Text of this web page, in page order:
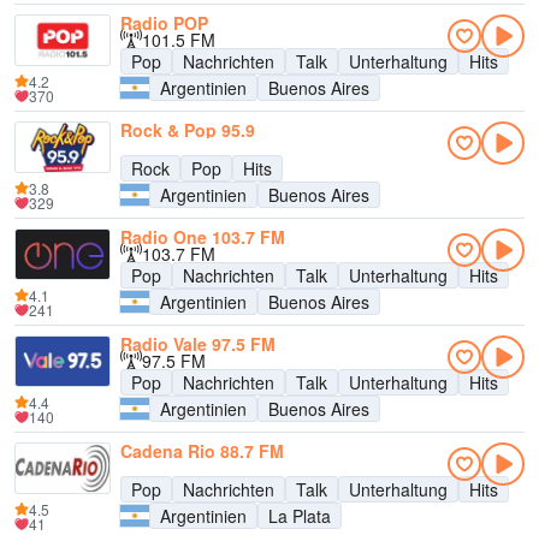
Radio POP
101.5 FM
Pop
Nachrichten Talk Unterhaltung
Hits
Argentinien
Buenos Aires
4.2
370
Rock & Pop 95.9
Rock
Pop
Hits
Argentinien
Buenos Aires
3.8
329
Radio One 103.7 FM
103.7 FM
Pop
Nachrichten Talk Unterhaltung
Hits
Argentinien
Buenos Aires
4.1
241
Radio Vale 97.5 FM
97.5 FM
Pop
Nachrichten Talk Unterhaltung
Hits
Argentinien
Buenos Aires
4.4
140
Cadena Rio 88.7 FM
Pop
Nachrichten Talk Unterhaltung
Hits
Argentinien
La Plata
4.5
41